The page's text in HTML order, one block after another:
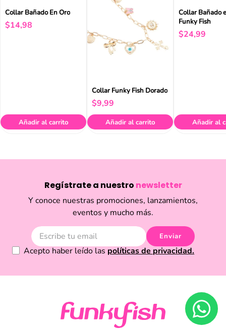
Collar Bañado En Oro
$14,98
Añadir al carrito
Collar Funky Fish Dorado
$9,99
Añadir al carrito
Collar Bañado
Funky Fish
$24,99
Añadir al
Regístrate a nuestro newsletter
Y conoce nuestras promociones, lanzamientos,
eventos y mucho más.
Enviar
Acepto haber leído las políticas de privacidad.